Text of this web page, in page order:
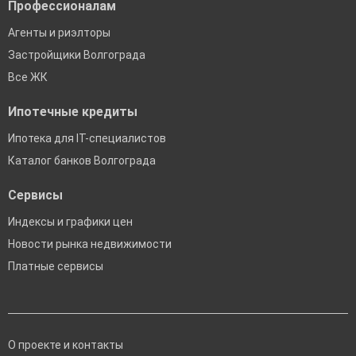
Профессионалам
Агенты и риэлторы
Застройщики Волгограда
Все ЖК
Ипотечные кредиты
Ипотека для IT-специалистов
Каталог банков Волгограда
Сервисы
Индексы и графики цен
Новости рынка недвижимости
Платные сервисы
О проекте и контакты